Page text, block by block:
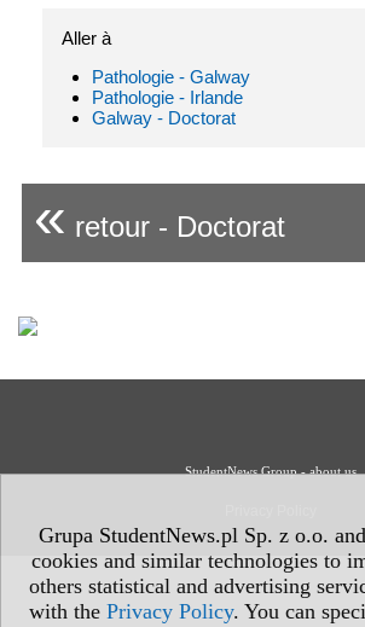
Grupa StudentNews.pl Sp. z o.o.
cookies and similar technologies to
others statistical and advertising
with the Privacy Policy. You can
Aller à
Pathologie - Galway
Pathologie - Irlande
Galway - Doctorat
« retour - Doctorat
StudentNews Group - about us